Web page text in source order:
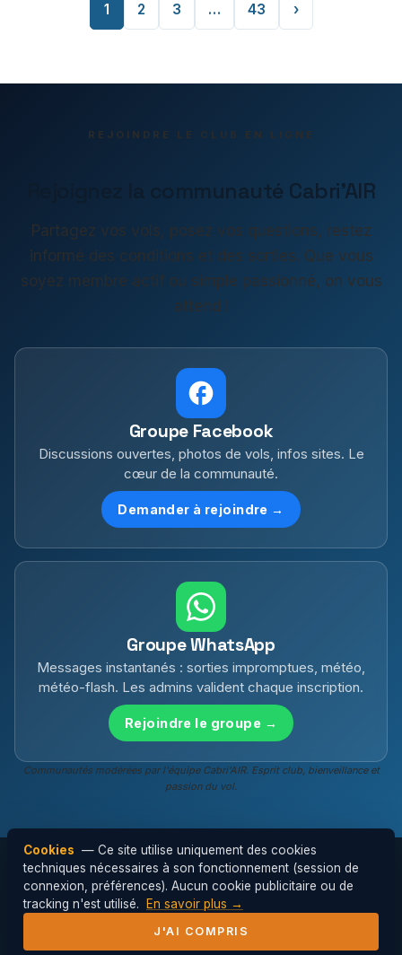
1 2 3 … 43 ›
REJOINDRE LE CLUB EN LIGNE
Rejoignez la communauté Cabri'AIR
Partagez vos vols, posez vos questions, restez
informé des conditions et des sorties. Que vous
soyez membre actif ou simple passionné, on vous
attend !
Groupe Facebook
Discussions ouvertes, photos de vols, infos sites. Le
cœur de la communauté.
Demander à rejoindre →
Groupe WhatsApp
Messages instantanés : sorties impromptues, météo,
météo-flash. Les admins valident chaque inscription.
Rejoindre le groupe →
Communautés modérées par l'équipe Cabri'AIR. Esprit club, bienveillance et
passion du vol.
© 2026 Cabri'AIR — Club de parapente de
l'Hérault ·Mentions légales
Cookies — Ce site utilise uniquement des cookies
techniques nécessaires à son fonctionnement (session de
connexion, préférences). Aucun cookie publicitaire ou de
tracking n'est utilisé.
En savoir plus →
J'AI COMPRIS